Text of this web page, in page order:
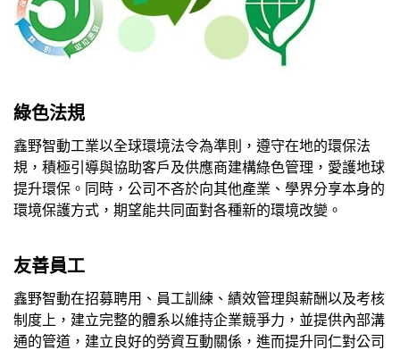
綠色法規
鑫野智動工業以全球環境法令為準則，遵守在地的環保法
規，積極引導與協助客戶及供應商建構綠色管理，愛護地球
提升環保。同時，公司不吝於向其他產業、學界分享本身的
環境保護方式，期望能共同面對各種新的環境改變。
友善員工
鑫野智動在招募聘用、員工訓練、績效管理與薪酬以及考核
制度上，建立完整的體系以維持企業競爭力，並提供內部溝
通的管道，建立良好的勞資互動關係，進而提升同仁對公司